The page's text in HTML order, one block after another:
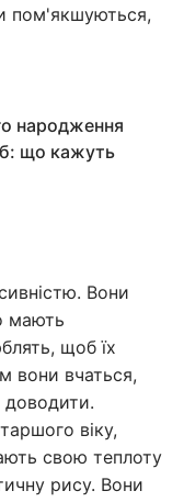
пом'якшуються,
народження
що кажуть
Вони
мають
щоб їх
вони вчаться,
доводити.
віку,
свою теплоту
рису. Вони